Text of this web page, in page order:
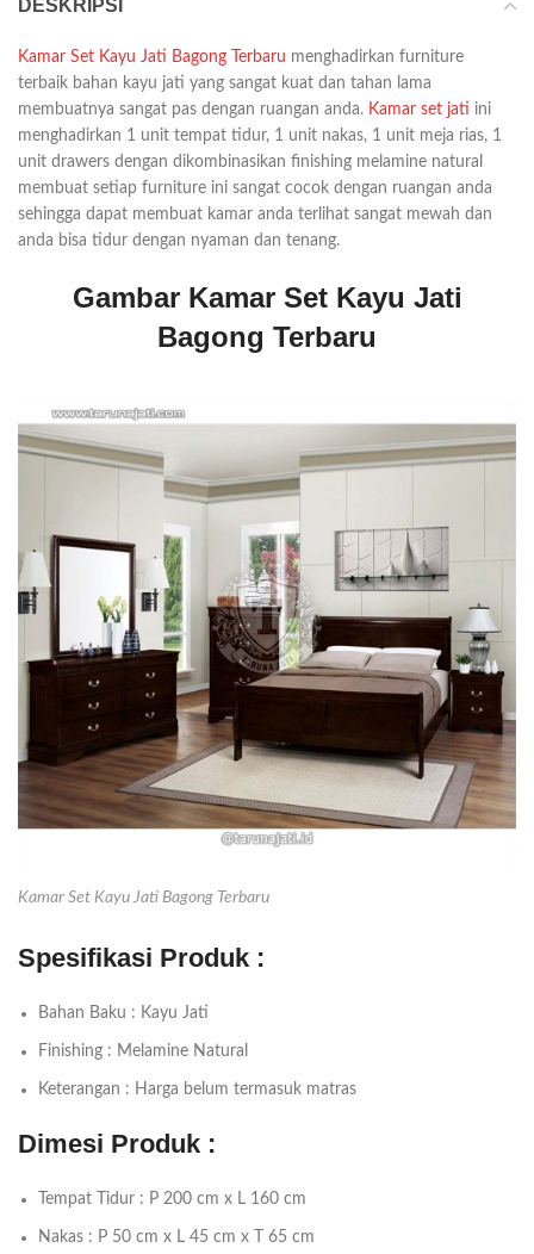
DESKRIPSI
Kamar Set Kayu Jati Bagong Terbaru menghadirkan furniture
terbaik bahan kayu jati yang sangat kuat dan tahan lama
membuatnya sangat pas dengan ruangan anda. Kamar set jati ini
menghadirkan 1 unit tempat tidur, 1 unit nakas, 1 unit meja rias, 1
unit drawers dengan dikombinasikan finishing melamine natural
membuat setiap furniture ini sangat cocok dengan ruangan anda
sehingga dapat membuat kamar anda terlihat sangat mewah dan
anda bisa tidur dengan nyaman dan tenang.
Gambar Kamar Set Kayu Jati
Bagong Terbaru
Kamar Set Kayu Jati Bagong Terbaru
Spesifikasi Produk :
Bahan Baku : Kayu Jati
Finishing : Melamine Natural
Keterangan : Harga belum termasuk matras
Dimesi Produk :
Tempat Tidur : P 200 cm x L 160 cm
Nakas : P 50 cm x L 45 cm x T 65 cm